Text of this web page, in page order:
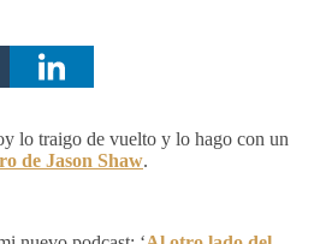
lo traigo de vuelto y lo hago con un
de Jason Shaw.